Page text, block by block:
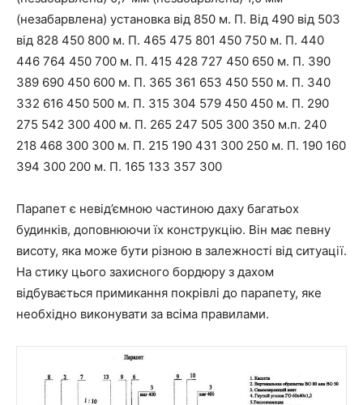
(незабарвлена) установка від 850 м. П. Від 490 від 503
від 828 450 800 м. П. 465 475 801 450 750 м. П. 440
446 764 450 700 м. П. 415 428 727 450 650 м. П. 390
389 690 450 600 м. П. 365 361 653 450 550 м. П. 340
332 616 450 500 м. П. 315 304 579 450 450 м. П. 290
275 542 300 400 м. П. 265 247 505 300 350 м.п. 240
218 468 300 300 м. П. 215 190 431 300 250 м. П. 190 160
394 300 200 м. П. 165 133 357 300
Парапет є невід’ємною частиною даху багатьох
будинків, доповнюючи їх конструкцію. Він має певну
висоту, яка може бути різною в залежності від ситуації.
На стику цього захисного бордюру з дахом
відбувається примикання покрівлі до парапету, яке
необхідно виконувати за всіма правилами.